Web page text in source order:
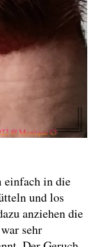
einfach in die
und los
anziehen die
sehr